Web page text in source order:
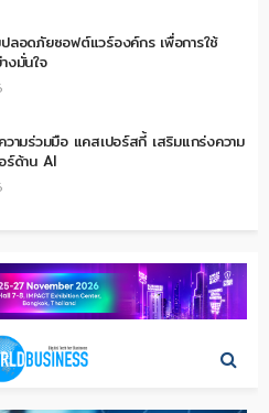
ลอดภัยซอฟต์แวร์องค์กร เพื่อการใช้
งมั่นใจ
ามร่วมมือ แคสเปอร์สกี้ เสริมแกร่งความ
ร์ด้าน AI